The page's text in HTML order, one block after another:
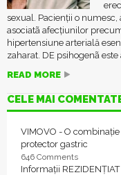
sexual. Pacienții o numesc,
asociatã afecțiunilor
hipertensiune arterială
zaharat. DE psihogenã este
READ MORE
CELE MAI
VIMOVO - O
protector gastric
646 Comments
Informații REZIDENȚIAT